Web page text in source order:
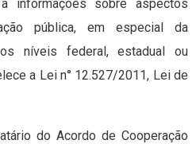
informações sobre aspectos
pública, em especial da
níveis federal, estadual ou
a Lei n° 12.527/2011, Lei de
do Acordo de Cooperação